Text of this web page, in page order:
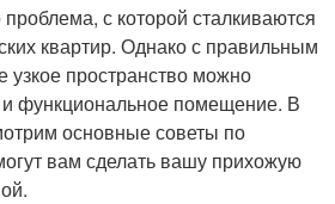
с которой сталкиваются
квартир. Однако с правильным
пространство можно
и функциональное помещение. В
основные советы по
вам сделать вашу прихожую